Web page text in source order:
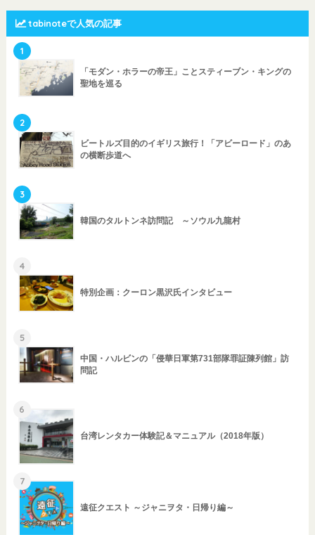
tabinoteで人気の記事
1
「モダン・ホラーの帝王」ことスティーブン・キングの
聖地を巡る
2
ビートルズ目的のイギリス旅行！「アビーロード」のあ
の横断歩道へ
3
韓国のタルトンネ訪問記 ～ソウル九龍村
4
特別企画：クーロン黒沢氏インタビュー
5
中国・ハルビンの「侵華日軍第731部隊罪証陳列館」訪
問記
6
台湾レンタカー体験記＆マニュアル（2018年版）
7
遠征クエスト ～ジャニヲタ・日帰り編～